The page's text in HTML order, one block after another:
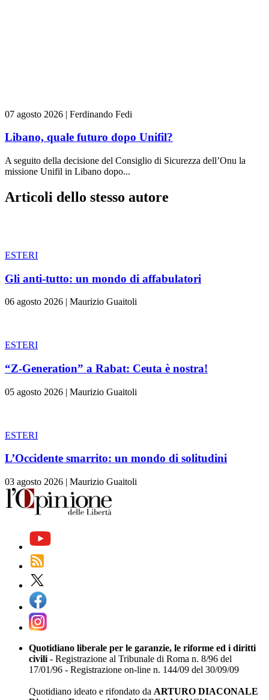
07 agosto 2026 | Ferdinando Fedi
Libano, quale futuro dopo Unifil?
A seguito della decisione del Consiglio di Sicurezza dell’Onu la
missione Unifil in Libano dopo...
Articoli dello stesso autore
ESTERI
Gli anti-tutto: un mondo di affabulatori
06 agosto 2026 | Maurizio Guaitoli
ESTERI
“Z-Generation” a Rabat: Ceuta è nostra!
05 agosto 2026 | Maurizio Guaitoli
ESTERI
L’Occidente smarrito: un mondo di solitudini
03 agosto 2026 | Maurizio Guaitoli
Quotidiano liberale per le garanzie, le riforme ed i diritti
civili - Registrazione al Tribunale di Roma n. 8/96 del
17/01/96 - Registrazione on-line n. 144/09 del 30/09/09
Quotidiano ideato e rifondato da ARTURO DIACONALE